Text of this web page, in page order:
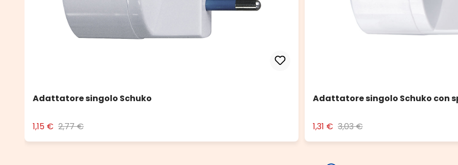
Adattatore singolo Schuko
1,15 € 2,77 €
Adattatore singolo Schuko con
1,31 € 3,03 €